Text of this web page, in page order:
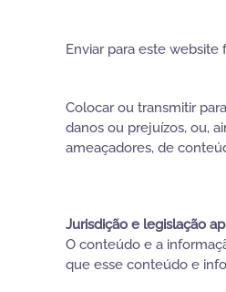
Enviar para este website
Colocar ou transmitir
danos ou prejuízos, ou,
ameaçadores, de
Jurisdição e legislação
O conteúdo e a
que esse conteúdo e